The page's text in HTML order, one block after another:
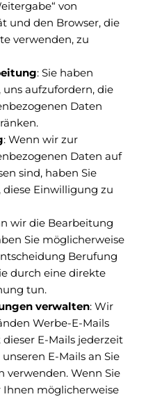
von
und den Browser, die
verwenden, zu
: Sie haben
aufzufordern, die
Daten
: Wenn wir zur
Daten auf
sind, haben Sie
diese Einwilligung zu
wir die Bearbeitung
Sie möglicherweise
Berufung
durch eine direkte
tun.
verwalten: Wir
Werbe-E-Mails
E-Mails jederzeit
E-Mails an Sie
verwenden. Wenn Sie
Ihnen möglicherweise